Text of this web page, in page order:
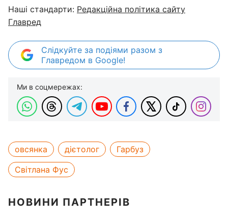
Наші стандарти: Редакційна політика сайту
Главред
Слідкуйте за подіями разом з
Главредом в Google!
Ми в соцмережах:
овсянка дієтолог
Гарбуз
Світлана Фус
НОВИНИ ПАРТНЕРІВ